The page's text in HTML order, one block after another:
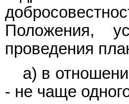
Положения,
проведения
а) в
- не чаще